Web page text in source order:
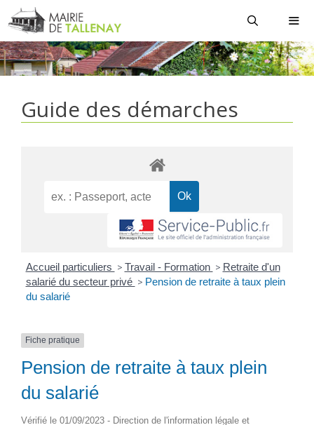
Aller
au
contenu
Guide des démarches
Accueil particuliers > Travail - Formation > Retraite d'un
salarié du secteur privé > Pension de retraite à taux plein
du salarié
Fiche pratique
Pension de retraite à taux plein
du salarié
Vérifié le 01/09/2023 - Direction de l'information légale et